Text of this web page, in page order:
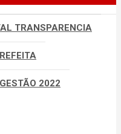
TRANSPARENCIA
2022